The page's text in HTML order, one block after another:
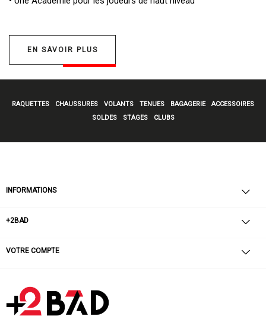
EN SAVOIR PLUS
RAQUETTES CHAUSSURES VOLANTS TENUES BAGAGERIE
ACCESSOIRES
SOLDES
STAGES CLUBS
INFORMATIONS
+2BAD
VOTRE COMPTE